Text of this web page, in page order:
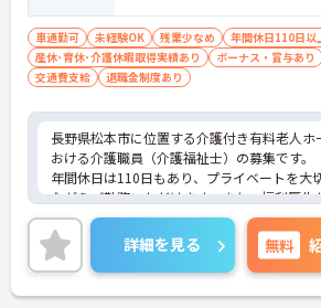
車通勤可 未経験OK 残業少なめ
年間休日110日以
産休･育休･介護休暇取得実績あり
ボーナス・賞与あり
交通費支給
退職金制度あり
長野県松本市に位置する介護付き有料老人ホ
おける介護職員（介護福祉士）の募集です。
年間休日は110日もあり、プライベートを大
ながらご勤務いただけます。また、福利厚生
しています。働きやすい環境が整っており、
て長くご勤務いただけます。
ご興味のある方には、面接対策ポイントなど
に詳細をご案内しますのでお気軽にご相談く
い！
詳細を見る 無料